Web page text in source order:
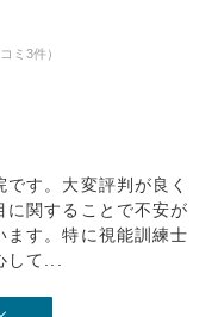
ミ3件）
す。大変評判が良く
に関することで不安が
ます。特に視能訓練士
て...